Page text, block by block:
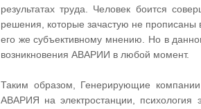
результатах труда. Человек боится
решения, которые зачастую не прописаны
его же субъективному мнению. Но в
возникновения АВАРИИ в любой момент.
Таким образом, Генерирующие
АВАРИЯ на электростанции, психология